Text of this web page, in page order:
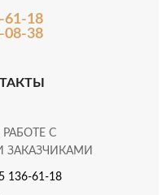
61-18
08-38
С
ЗАКАЗЧИКАМИ
136-61-18